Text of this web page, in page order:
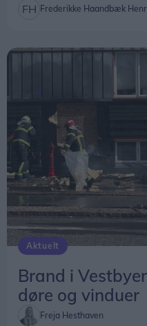
Frederikke Haandbæk
Aktuelt
Brand i
døre og vinduer
Freja Hesthaven